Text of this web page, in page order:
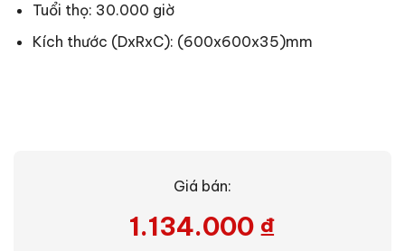
Tuổi thọ: 30.000 giờ
Kích thước (DxRxC): (600x600x35)mm
Giá bán:
1.134.000 ₫